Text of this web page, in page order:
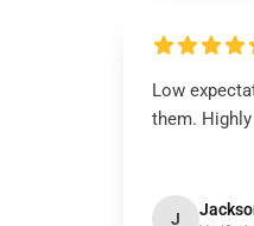
Low
them.
J